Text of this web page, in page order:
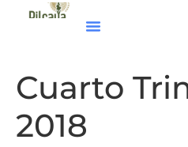
Cuarto
2018